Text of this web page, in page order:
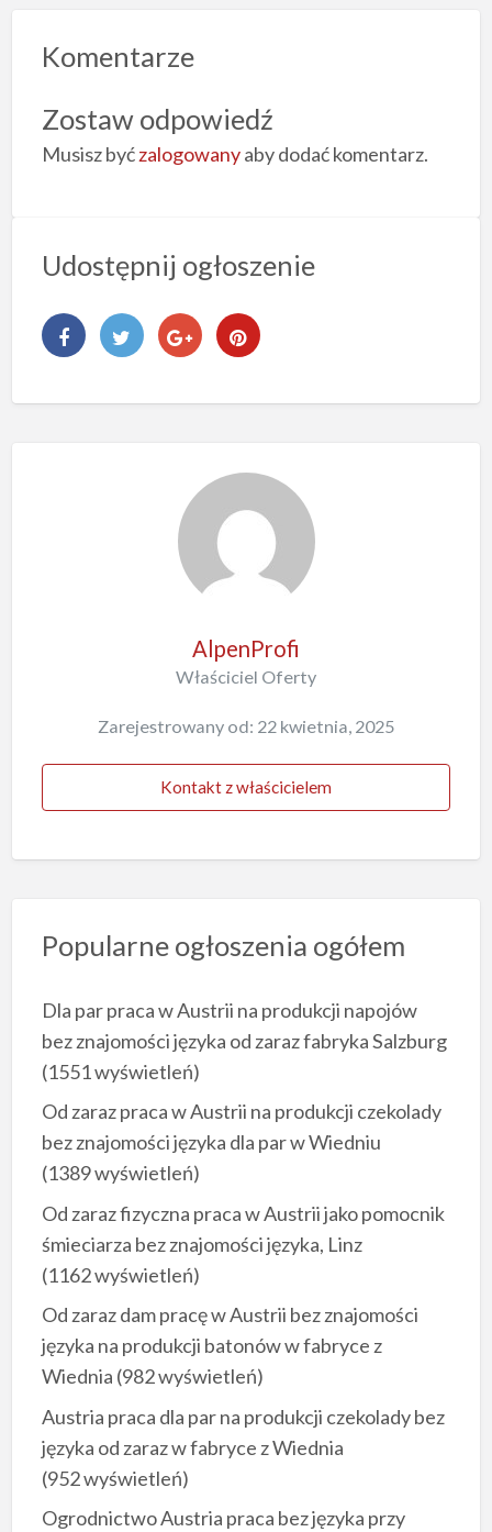
Komentarze
Zostaw odpowiedź
Musisz byćzalogowanyaby dodać komentarz.
Udostępnij ogłoszenie
AlpenProfi
Właściciel Oferty
Zarejestrowany od: 22 kwietnia, 2025
Kontakt z właścicielem
Popularne ogłoszenia ogółem
Dla par praca w Austrii na produkcji napojów
bez znajomości języka od zaraz fabryka Salzburg
(1551 wyświetleń)
Od zaraz praca w Austrii na produkcji czekolady
bez znajomości języka dla par w Wiedniu
(1389 wyświetleń)
Od zaraz fizyczna praca w Austrii jako pomocnik
śmieciarza bez znajomości języka, Linz
(1162 wyświetleń)
Od zaraz dam pracę w Austrii bez znajomości
języka na produkcji batonów w fabryce z
Wiednia (982 wyświetleń)
Austria praca dla par na produkcji czekolady bez
języka od zaraz w fabryce z Wiednia
(952 wyświetleń)
Ogrodnictwo Austria praca bez języka przy